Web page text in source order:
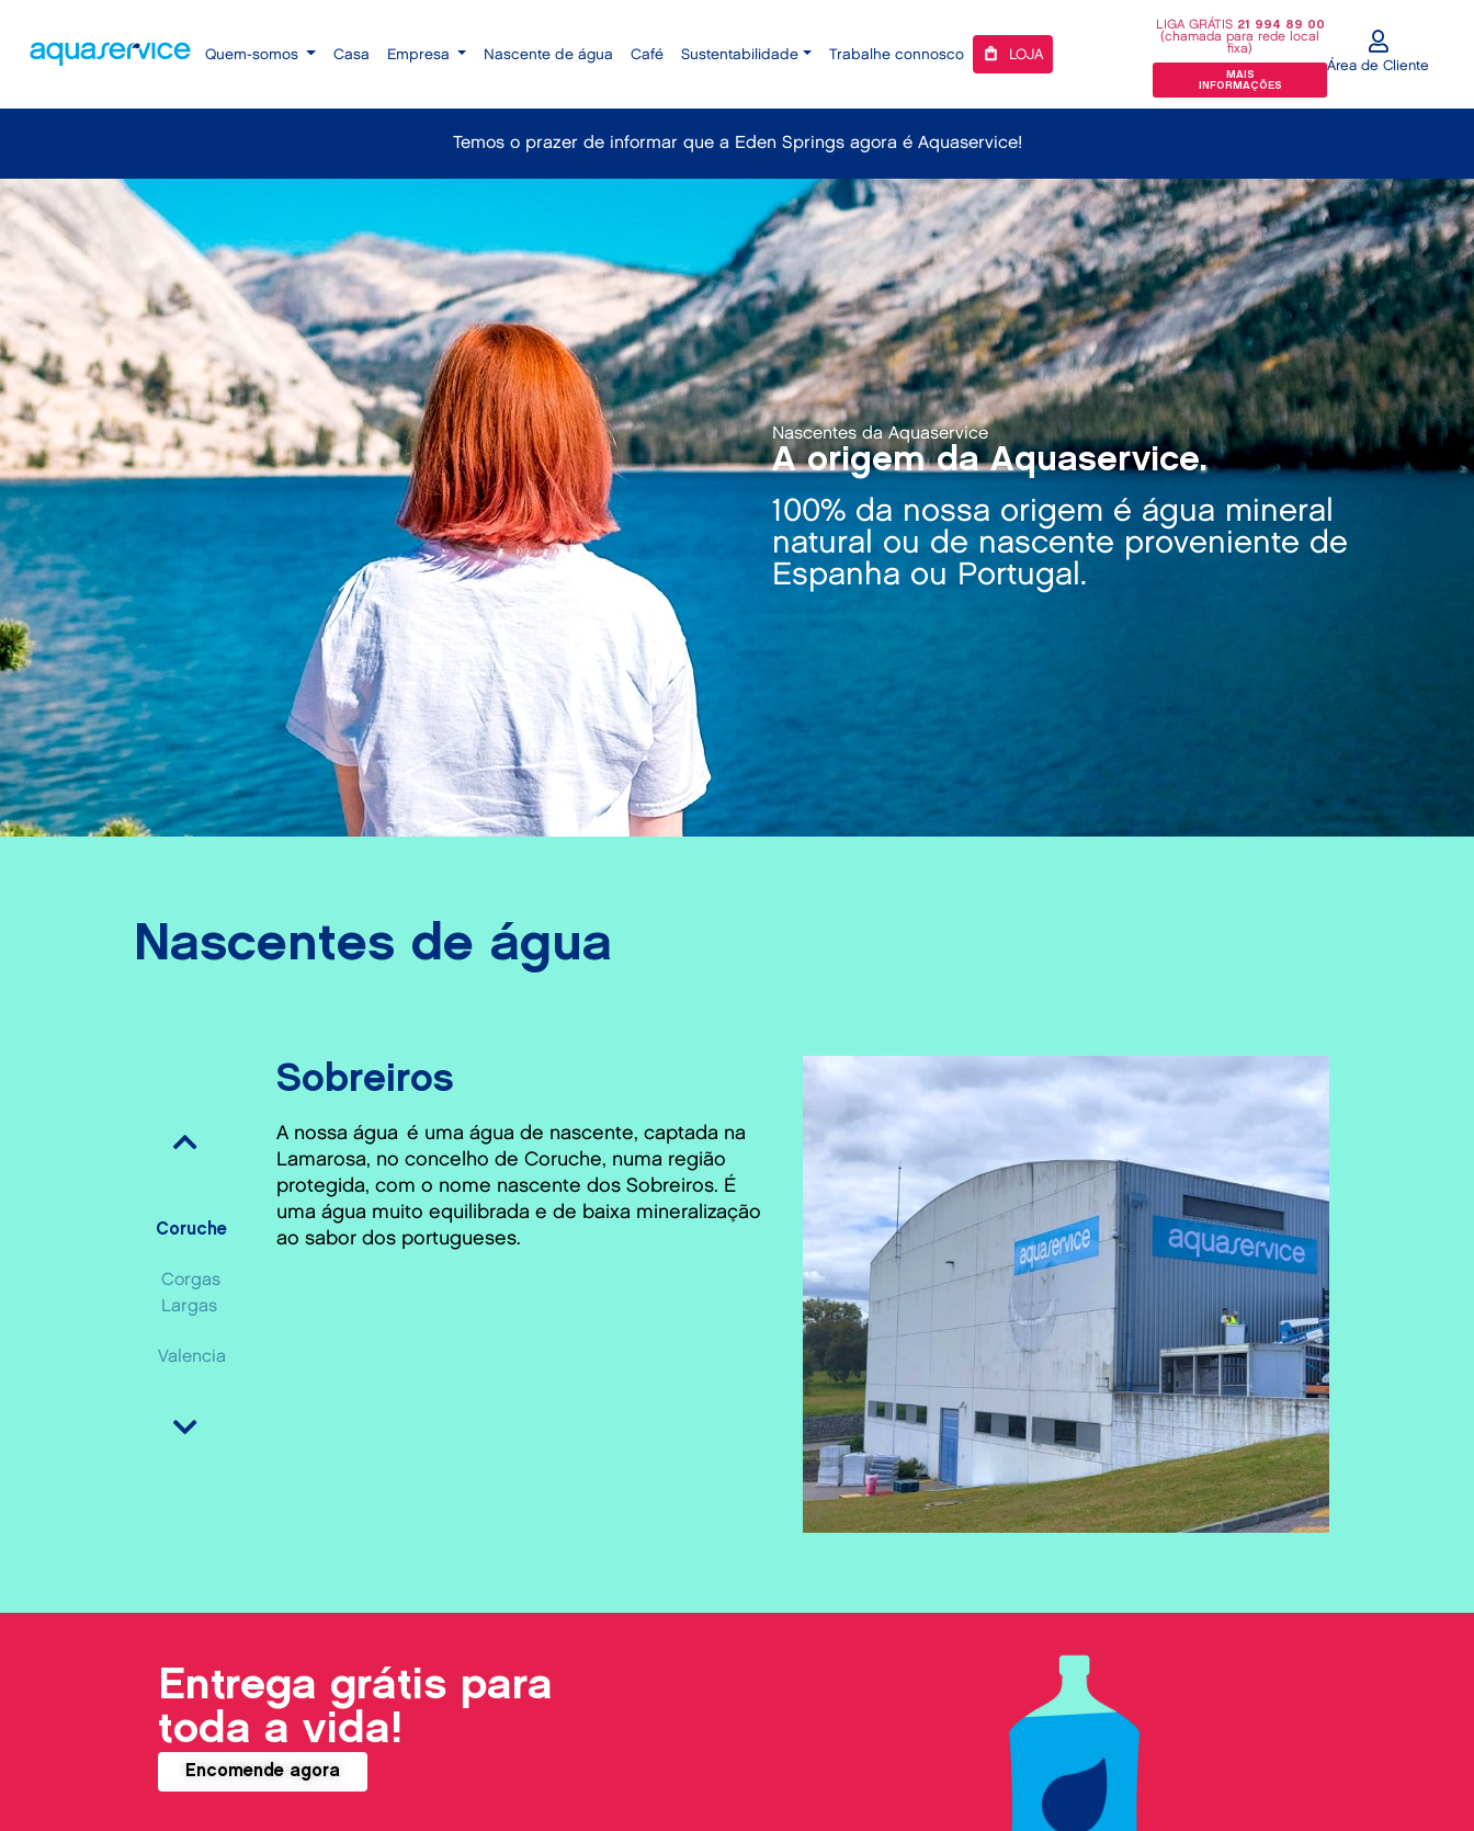
Quem-somos Casa Empresa Nascente de água Café Sustentabilidade Trabalhe connosco LOJA
LIGA GRÁTIS 21 994 89 00
(chamada para rede local
fixa)
MAIS
INFORMAÇÕES
Área de Cliente
Temos o prazer de informar que a Eden Springs agora é Aquaservice!
Nascentes da Aquaservice
A origem da Aquaservice.
100% da nossa origem é água mineral
natural ou de nascente proveniente de
Espanha ou Portugal.
Nascentes de água
Coruche
Corgas
Largas
Valencia
Granada
Sobreiros
A nossa água é uma água de nascente, captada na
Lamarosa, no concelho de Coruche, numa região
protegida, com o nome nascente dos Sobreiros. É
uma água muito equilibrada e de baixa mineralização
ao sabor dos portugueses.
Entrega grátis para
toda a vida!
Encomende agora